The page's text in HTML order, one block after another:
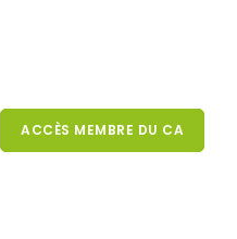
ACCÈS MEMBRE DU CA